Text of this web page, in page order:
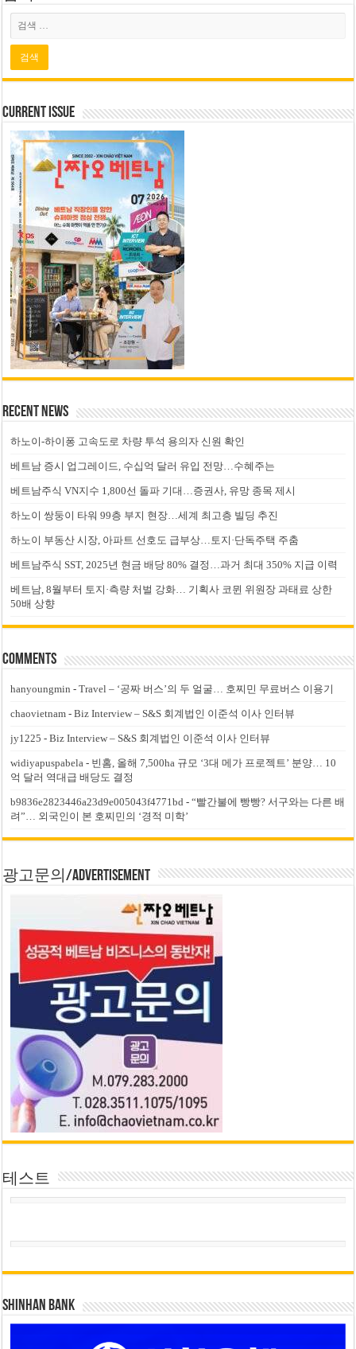
Current Issue
Recent News
하노이-하이퐁 고속도로 차량 투석 용의자 신원 확인
베트남 증시 업그레이드, 수십억 달러 유입 전망…수혜주는
베트남주식 VN지수 1,800선 돌파 기대…증권사, 유망 종목 제시
하노이 쌍둥이 타워 99층 부지 현장…세계 최고층 빌딩 추진
하노이 부동산 시장, 아파트 선호도 급부상…토지·단독주택 주춤
베트남주식 SST, 2025년 현금 배당 80% 결정…과거 최대 350% 지급 이력
베트남, 8월부터 토지·측량 처벌 강화… 기획사 코뮌 위원장 과태료 상한
50배 상향
Comments
hanyoungmin -Travel – ‘공짜 버스’의 두 얼굴… 호찌민 무료버스 이용기
chaovietnam -Biz Interview – S&S 회계법인 이준석 이사 인터뷰
jy1225 -Biz Interview – S&S 회계법인 이준석 이사 인터뷰
widiyapuspabela - 빈홈, 올해 7,500ha 규모 ‘3대 메가 프로젝트’ 분양… 10
억 달러 역대급 배당도 결정
b9836e2823446a23d9e005043f4771bd -“빨간불에 빵빵? 서구와는 다른 배
려”… 외국인이 본 호찌민의 ‘경적 미학’
광고문의/Advertisement
테스트
SHINHAN BANK